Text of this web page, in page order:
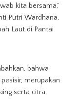
kita bersama,”
Putri Wardhana,
Laut di Pantai
bahwa
merupakan
serta citra